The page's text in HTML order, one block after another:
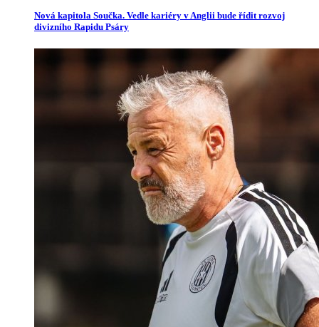
Nová kapitola Součka. Vedle kariéry v Anglii bude řídit rozvoj
divizního Rapidu Psáry